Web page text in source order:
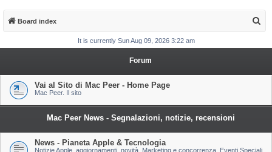
Board index
a
It is currently Sun Aug 09, 2026 3:22 am
Forum
Vai al Sito di Mac Peer - Home Page
Mac Peer. Il sito
Mac Peer News - Segnalazioni, notizie, recensioni
News - Pianeta Apple & Tecnologia
Notizie Apple, aggiornamenti, novità. Marketing e concorrenza. Eventi Speciali.